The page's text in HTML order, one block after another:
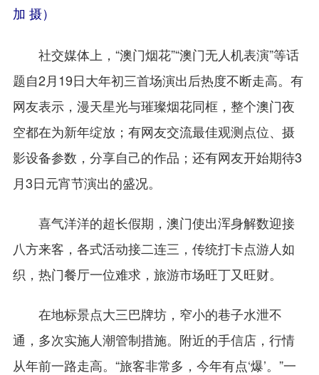
加 摄）
社交媒体上，“澳门烟花”“澳门无人机表演”等话
题自2月19日大年初三首场演出后热度不断走高。有
网友表示，漫天星光与璀璨烟花同框，整个澳门夜
空都在为新年绽放；有网友交流最佳观测点位、摄
影设备参数，分享自己的作品；还有网友开始期待3
月3日元宵节演出的盛况。
喜气洋洋的超长假期，澳门使出浑身解数迎接
八方来客，各式活动接二连三，传统打卡点游人如
织，热门餐厅一位难求，旅游市场旺丁又旺财。
在地标景点大三巴牌坊，窄小的巷子水泄不
通，多次实施人潮管制措施。附近的手信店，行情
从年前一路走高。“旅客非常多，今年有点‘爆’。”一